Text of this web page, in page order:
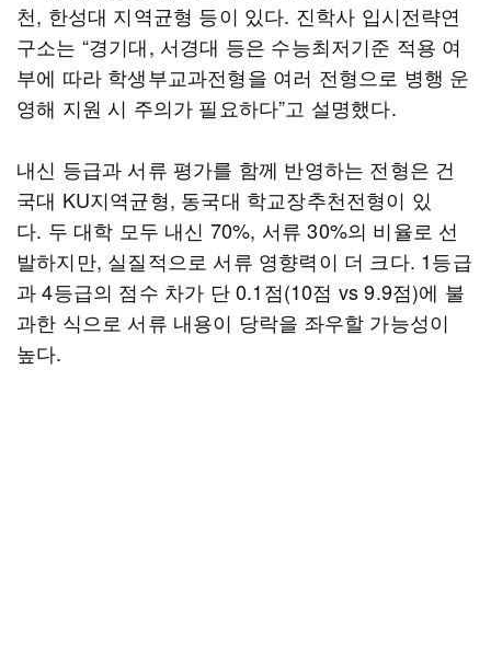
천, 한성대 지역균형 등이 있다. 진학사 입시전략연
구소는 “경기대, 서경대 등은 수능최저기준 적용 여
부에 따라 학생부교과전형을 여러 전형으로 병행 운
영해 지원 시 주의가 필요하다”고 설명했다.
내신 등급과 서류 평가를 함께 반영하는 전형은 건
국대 KU지역균형, 동국대 학교장추천전형이 있
다. 두 대학 모두 내신 70%, 서류 30%의 비율로 선
발하지만, 실질적으로 서류 영향력이 더 크다. 1등급
과 4등급의 점수 차가 단 0.1점(10점 vs 9.9점)에 불
과한 식으로 서류 내용이 당락을 좌우할 가능성이
높다.